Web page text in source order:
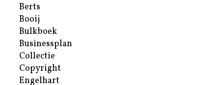
Berts
Booij
Bulkboek
Businessplan
Collectie
Copyright
Engelhart